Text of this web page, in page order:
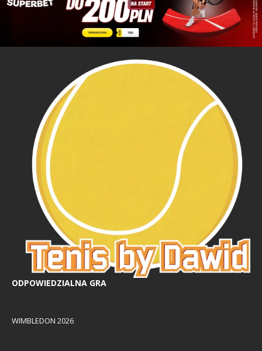
ODPOWIEDZIALNA GRA
WIMBLEDON 2026